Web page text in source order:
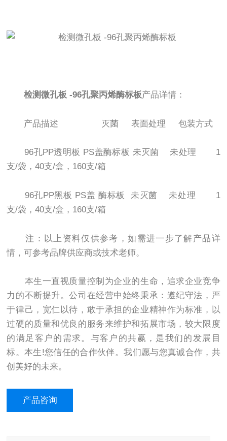
检测微孔板 -96孔聚丙烯酶标板产品详情：
产品描述 灭菌 表面处理 包装方式
96孔PP透明板 PS盖酶标板 未灭菌 未处理 1
支/袋，40支/盒，160支/箱
96孔PP黑板 PS盖 酶标板 未灭菌 未处理 1
支/袋，40支/盒，160支/箱
注：以上资料仅供参考，如需进一步了解产品详
情，可参考品牌供应商或技术老师。
本生一直视质量控制为企业的生命，追求企业竞争
力的不断提升。公司在经营中始终秉承：遵纪守法，严
于律己，宽仁以待，敢于承担的企业精神作为标准，以
过硬的质量和优良的服务来维护和拓展市场，较大限度
的满足客户的需求。与客户的共赢，是我们的发展目
标。本生!您信任的合作伙伴。我们愿与您真诚合作，共
创美好的未来。
产品咨询